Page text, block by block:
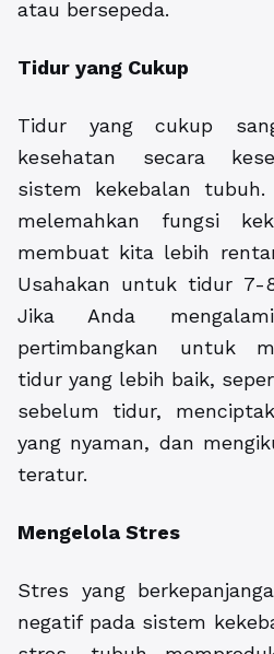
atau bersepeda.
Tidur yang Cukup
Tidur yang cukup
kesehatan secara
sistem kekebalan
melemahkan fungsi
membuat kita lebih
Usahakan untuk tidur 7-
Jika Anda
pertimbangkan untuk
tidur yang lebih baik,
sebelum tidur,
yang nyaman, dan
teratur.
Mengelola Stres
Stres yang
negatif pada sistem